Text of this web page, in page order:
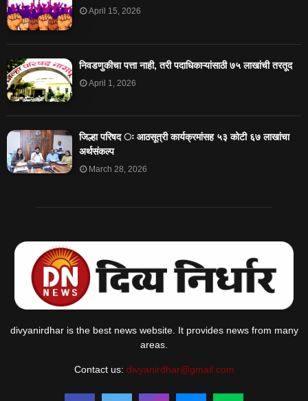
April 15, 2026
निवडणुकीचा पत्ता नाही, तरी पदाधिकाऱ्यांसाठी ७५ लाखांची तरतूद
April 1, 2026
जिल्हा परिषद ः आठसूत्री कार्यक्रमांसह ५३ कोटी ६७ लाखांचा
अर्थसंकल्प
March 28, 2026
divyanirdhar is the best news website. It provides news from many
areas.
Contact us: divyanirdhar@gmail.com